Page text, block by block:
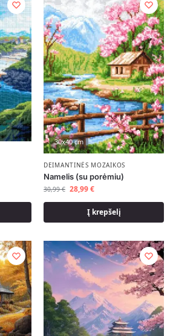
30x40 cm
DEIMANTINĖS MOZAIKOS
Namelis (su porėmiu)
30,99€ 28,99€
Į krepšelį